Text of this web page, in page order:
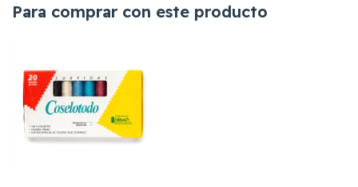
Para comprar con este producto